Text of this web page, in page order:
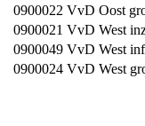
0900022 VvD Oost
0900021 VvD West
0900049 VvD West
0900024 VvD West